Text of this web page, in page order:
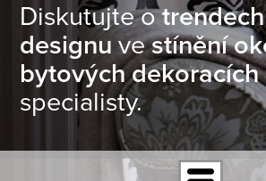
Diskutujte otrendech
designuvestínění
bytových dekoracích
specialisty.